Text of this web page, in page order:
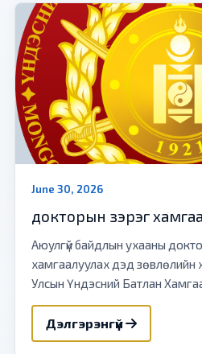
June 30, 2026
докторын зэрэг
Аюулгүй байдлын ухааны
хамгаалуулах дэд зөвлөлийн
Улсын Үндэсний Батлан
докторант Д.Оюунцэцэг
бүс нутгий...
Дэлгэрэнгүй